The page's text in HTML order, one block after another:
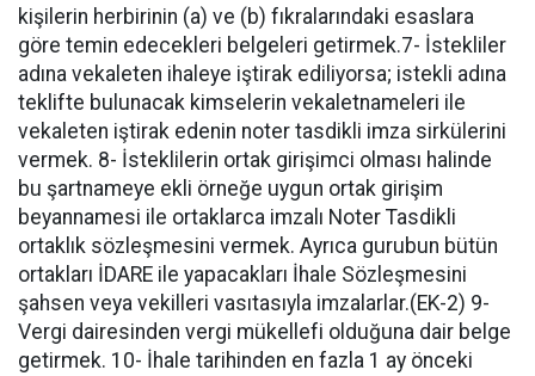
kişilerin herbirinin (a) ve (b) fıkralarındaki esaslara
göre temin edecekleri belgeleri getirmek.7- İstekliler
adına vekaleten ihaleye iştirak ediliyorsa; istekli adına
teklifte bulunacak kimselerin vekaletnameleri ile
vekaleten iştirak edenin noter tasdikli imza sirkülerini
vermek. 8- İsteklilerin ortak girişimci olması halinde
bu şartnameye ekli örneğe uygun ortak girişim
beyannamesi ile ortaklarca imzalı Noter Tasdikli
ortaklık sözleşmesini vermek. Ayrıca gurubun bütün
ortakları İDARE ile yapacakları İhale Sözleşmesini
şahsen veya vekilleri vasıtasıyla imzalarlar.(EK-2) 9-
Vergi dairesinden vergi mükellefi olduğuna dair belge
getirmek. 10- İhale tarihinden en fazla 1 ay önceki